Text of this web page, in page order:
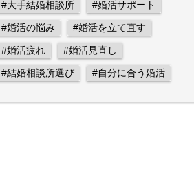
#大手結婚相談所 #婚活サポート
#婚活の悩み #婚活を立て直す
#婚活疲れ #婚活見直し
#結婚相談所選び #自分に合う婚活